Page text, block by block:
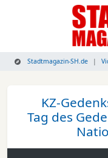
Stadtmagazin-SH.de
KZ-
Tag des